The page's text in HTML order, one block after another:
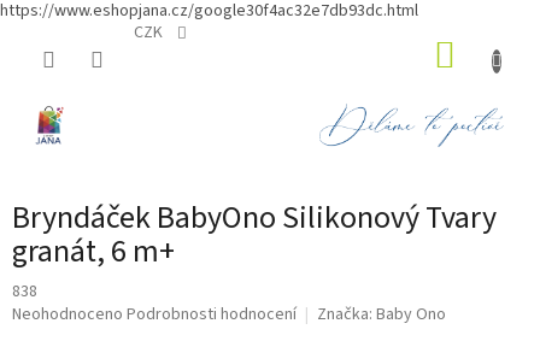
https://www.eshopjana.cz/google30f4ac32e7db93dc.html
CZK
Bryndáček BabyOno Silikonový Tvary
granát, 6 m+
838
Průměrné
Neohodnoceno Podrobnosti hodnocení Značka: Baby Ono